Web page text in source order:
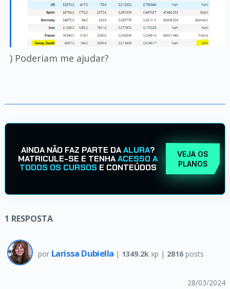
) Poderiam me ajudar?
AINDA NÃO FAZ PARTE DAALURA?
MATRICULE-SE E TENHAACESSO A
TODOS OS CURSOS E CONTEÚDOS
VEJA OS
PLANOS
1 RESPOSTA
por Larissa Dubiella | 1349.2kxp | 2816posts
28/03/2024